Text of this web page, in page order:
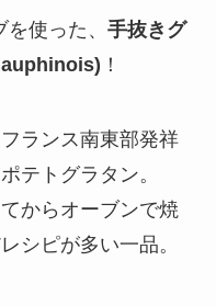
使った、 手抜きグ
！
ランス南東部発祥
テトグラタン。
からオーブンで焼
シピが多い一品。